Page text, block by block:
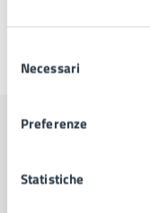
delNecessari
Preferenze
Statistiche
Ultimo aggiornamento: